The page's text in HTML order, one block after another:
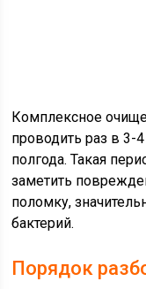
Комплексное
проводить раз в 3-
полгода. Такая
заметить
поломку,
бактерий.
Порядок